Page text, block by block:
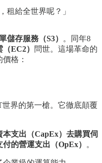
租給全世界呢？」
儲存服務（S3）
。同年8
EC2）
問世。這場革命的
格：
界的第一槍。它徹底顛覆
本支出（CapEx）去購買伺
的營運支出（OpEx）
。